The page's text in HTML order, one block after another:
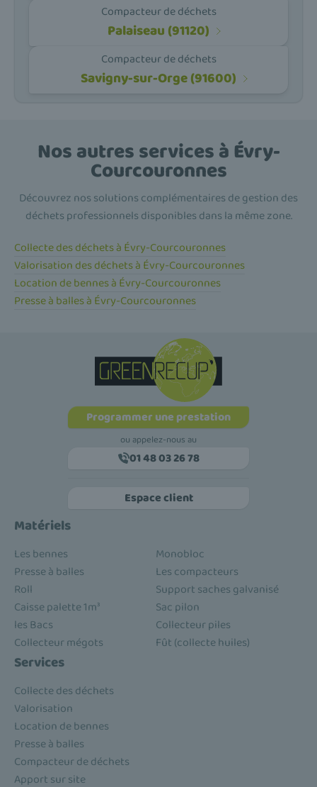
Compacteur de déchets
Palaiseau (91120)
Compacteur de déchets
Savigny-sur-Orge (91600)
Nos autres services à Évry-
Courcouronnes
Découvrez nos solutions complémentaires de gestion des
déchets professionnels disponibles dans la même zone.
Collecte des déchets à Évry-Courcouronnes
Valorisation des déchets à Évry-Courcouronnes
Location de bennes à Évry-Courcouronnes
Presse à balles à Évry-Courcouronnes
Programmer une prestation
ou appelez-nous au
01 48 03 26 78
Espace client
Matériels
Les bennes
Monobloc
Presse à balles
Les compacteurs
Roll
Support saches galvanisé
Caisse palette 1m³
Sac pilon
les Bacs
Collecteur piles
Collecteur mégots
Fût (collecte huiles)
Services
Collecte des déchets
Valorisation
Location de bennes
Presse à balles
Compacteur de déchets
Apport sur site